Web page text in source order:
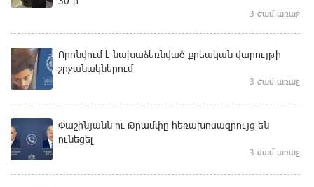
3 ժամ առաջ
Որոնվում է նախաձեռնված քրեական վարույթի
շրջանակներում
3 ժամ առաջ
Փաշինյանն ու Թրամփը հեռախոսազրույց են
ունեցել
3 ժամ առաջ